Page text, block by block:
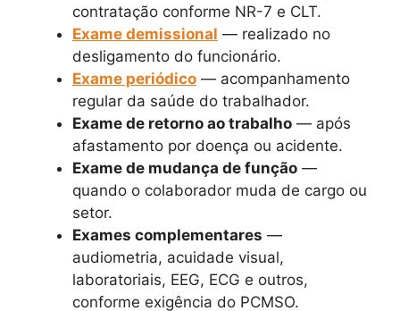
contratação conforme NR-7 e CLT.
Exame demissional — realizado no
desligamento do funcionário.
Exame periódico — acompanhamento
regular da saúde do trabalhador.
Exame de retorno ao trabalho — após
afastamento por doença ou acidente.
Exame de mudança de função —
quando o colaborador muda de cargo ou
setor.
Exames complementares —
audiometria, acuidade visual,
laboratoriais, EEG, ECG e outros,
conforme exigência do PCMSO.